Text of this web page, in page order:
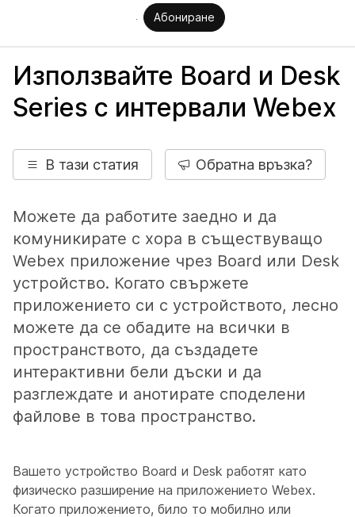
Абониране
Използвайте Board и Desk
Series с интервали Webex
В тази статия Обратна връзка?
Можете да работите заедно и да
комуникирате с хора в съществуващо
Webex приложение чрез Board или Desk
устройство. Когато свържете
приложението си с устройството, лесно
можете да се обадите на всички в
пространството, да създадете
интерактивни бели дъски и да
разглеждате и анотирате споделени
файлове в това пространство.
Вашето устройство Board и Desk работят като
физическо разширение на приложението Webex.
Когато приложението, било то мобилно или